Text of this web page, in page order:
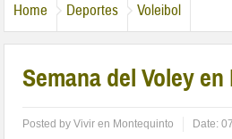
Home Deportes Voleibol
Semana del Voley
Posted byVivir en Montequinto Date: